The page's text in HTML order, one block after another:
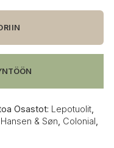
Osastot: Lepotuolit
& Søn Colonial